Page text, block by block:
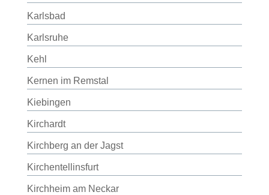
Karlsbad
Karlsruhe
Kehl
Kernen im Remstal
Kiebingen
Kirchardt
Kirchberg an der Jagst
Kirchentellinsfurt
Kirchheim am Neckar